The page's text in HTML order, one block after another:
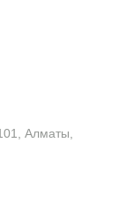
Алматы,